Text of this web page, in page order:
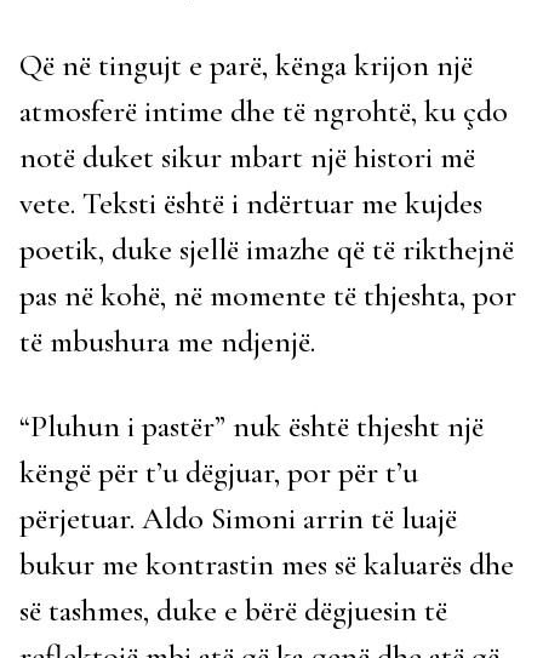
Që në tingujt e parë, kënga krijon një
atmosferë intime dhe të ngrohtë, ku çdo
notë duket sikur mbart një histori më
vete. Teksti është i ndërtuar me kujdes
poetik, duke sjellë imazhe që të rikthejnë
pas në kohë, në momente të thjeshta, por
të mbushura me ndjenjë.
“Pluhun i pastër” nuk është thjesht një
këngë për t’u dëgjuar, por për t’u
përjetuar. Aldo Simoni arrin të luajë
bukur me kontrastin mes së kaluarës dhe
së tashmes, duke e bërë dëgjuesin të